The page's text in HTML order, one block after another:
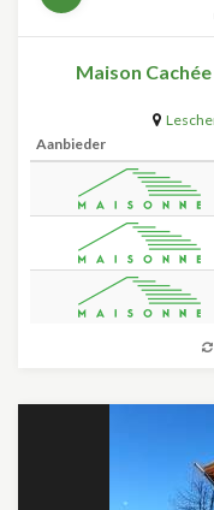
Maison
Aanbieder